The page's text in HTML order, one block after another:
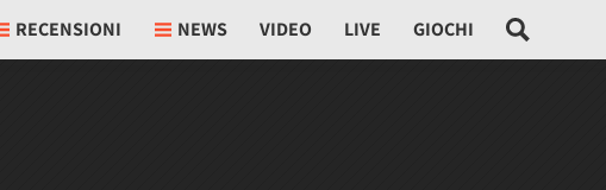
RECENSIONI NEWS VIDEO LIVE GIOCHI